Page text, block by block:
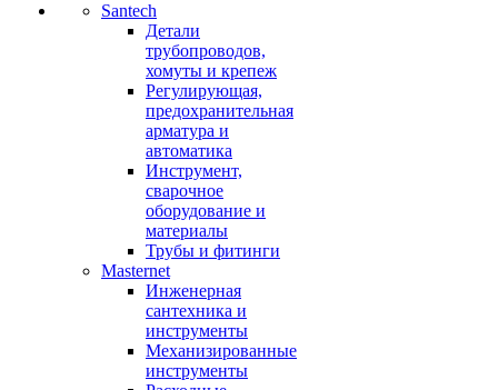
Santech
Детали
трубопроводов,
хомуты и крепеж
Регулирующая,
предохранительная
арматура и
автоматика
Инструмент,
сварочное
оборудование и
материалы
Трубы и фитинги
Masternet
Инженерная
сантехника и
инструменты
Механизированные
инструменты